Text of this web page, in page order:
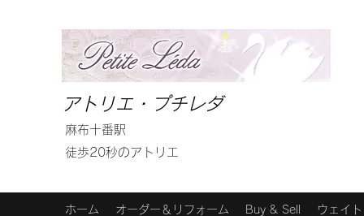
アトリエ・プチレダ
麻布十番駅
徒歩20秒のアトリエ
ホーム オーダー＆リフォーム Buy & Sell ウェイ